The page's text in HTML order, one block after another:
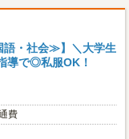
語・社会≫】＼大学生
導で◎私服OK！
費